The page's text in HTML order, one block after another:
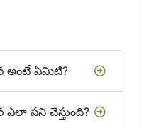
అంటే ఏమిటి?
పని చేస్తుంది?